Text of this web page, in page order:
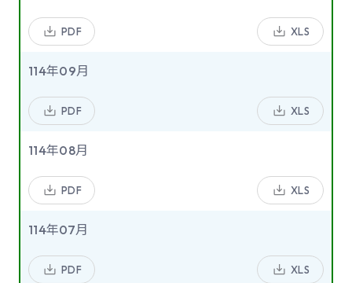
PDF XLS
114年09月
PDF XLS
114年08月
PDF XLS
114年07月
PDF XLS